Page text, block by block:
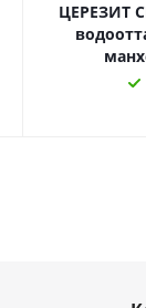
ЦЕРЕЗИТ